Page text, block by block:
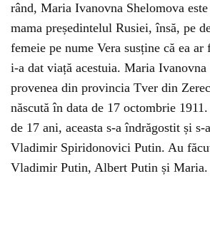
rând, Maria Ivanovna Shelomova
mama președintelul Rusiei, însă, pe
femeie pe nume Vera susține că ea
i-a dat viață acestuia. Maria Ivanovna
provenea din provincia Tver din
născută în data de 17 octombrie
de 17 ani, aceasta s-a îndrăgostit și s-
Vladimir Spiridonovici Putin. Au
Vladimir Putin, Albert Putin și Maria.